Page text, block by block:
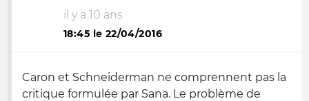
il y a 10 ans
18:45 le 22/04/2016
Caron et Schneiderman ne comprennent pas la
critique formulée par Sana. Le problème de